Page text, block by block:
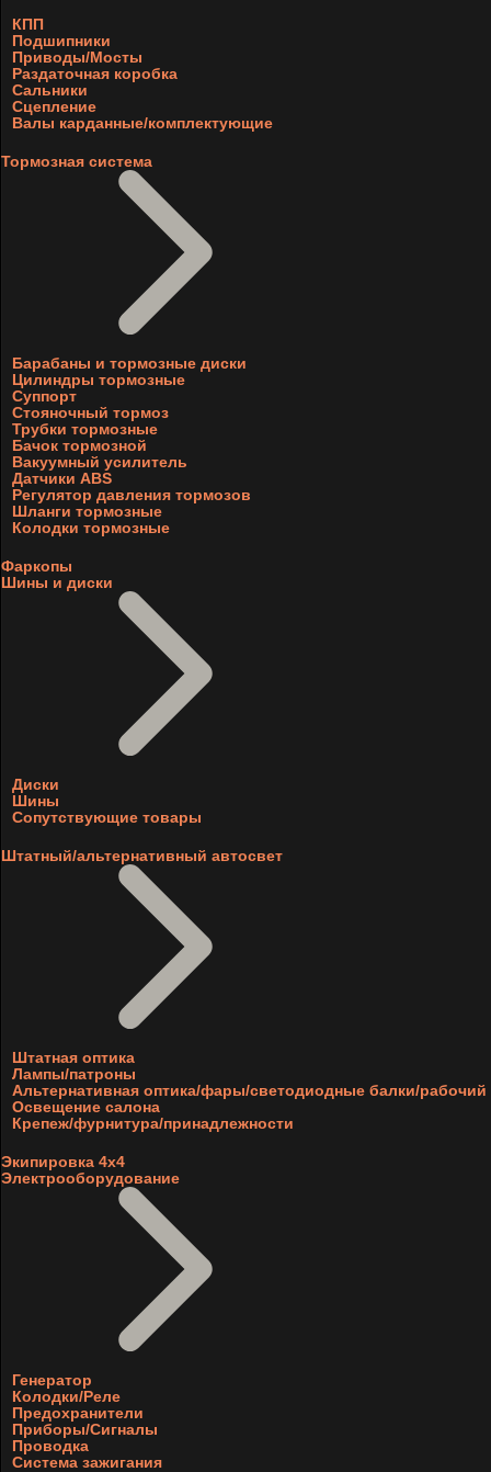
КПП
Подшипники
Приводы/Мосты
Раздаточная коробка
Сальники
Сцепление
Валы карданные/комплектующие
Тормозная система
Барабаны и тормозные диски
Цилиндры тормозные
Суппорт
Стояночный тормоз
Трубки тормозные
Бачок тормозной
Вакуумный усилитель
Датчики ABS
Регулятор давления тормозов
Шланги тормозные
Колодки тормозные
Фаркопы
Шины и диски
Диски
Шины
Сопутствующие товары
Штатный/альтернативный автосвет
Штатная оптика
Лампы/патроны
Альтернативная оптика/фары/светодиодные балки/рабочий
Освещение салона
Крепеж/фурнитура/принадлежности
Экипировка 4х4
Электрооборудование
Генератор
Колодки/Реле
Предохранители
Приборы/Сигналы
Проводка
Система зажигания